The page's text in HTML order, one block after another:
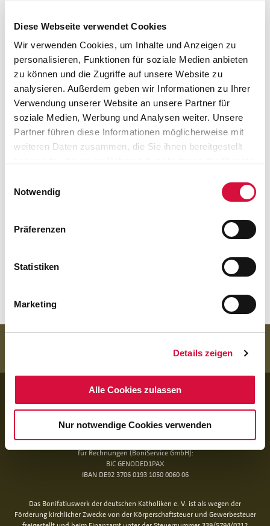
Diese Webseite verwendet Cookies
Wir verwenden Cookies, um Inhalte und Anzeigen zu
personalisieren, Funktionen für soziale Medien anbieten
zu können und die Zugriffe auf unsere Website zu
analysieren. Außerdem geben wir Informationen zu Ihrer
Verwendung unserer Website an unsere Partner für
soziale Medien, Werbung und Analysen weiter. Unsere
Partner führen diese Informationen möglicherweise mit
weiteren Daten zusammen, die Sie ihnen bereitgestellt
Cookies, wenn Sie unsere Webseite weiterhin nutzen.
Notwendig
Präferenzen
Statistiken
Marketing
Details zeigen
Alle Cookies zulassen
Nur notwendige Cookies verwenden
„Durchkreuzer“ im Rahmen seines Förderprogramms
Social Design Award
"Gemeinsam sind wir stark" ist das Motto
des Social Design Award 2020, den SPIEGEL WISSEN mit
Unterstützung des Fachmarkts Bauhaus zum siebten Mal
ausgeschrieben hat. Es geht dabei um die Frage, wie es
schaffen.
Eine Jury aus Expertinnen und Experten hat aus den
Einsendungen die interessantesten ausgewählt und in
BANKVERBINDUNG
für Spenden:
BIC GENODED1PAX
IBAN DE 70 3706 0193 1050 0030 07
für Rechnungen (BoniService GmbH):
BIC GENODED1PAX
IBAN DE92 3706 0193 1050 0060 06
Das Bonifatiuswerk der deutschen Katholiken e. V. ist als wegen der
Förderung kirchlicher Zwecke von der Körperschaftsteuer und Gewerbesteuer